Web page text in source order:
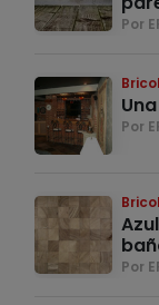
Por
Por
Por